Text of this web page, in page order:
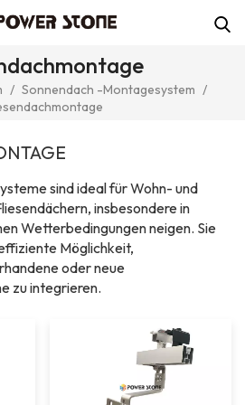
/ Sonnendach -Montagesystem /
sind ideal für Wohn- und
insbesondere in
Wetterbedingungen neigen. Sie
Möglichkeit,
oder neue
zu integrieren.